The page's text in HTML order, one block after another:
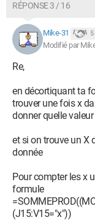
RÉPONSE 3 / 16
Mike-31 5
Modifié par
Re,
en décortiquant ta
trouver une fois x
donner quelle valeur
et si on trouve un X
donnée
Pour compter les x
formule
(J15:V15="x"))